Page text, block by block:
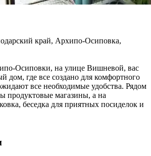
край, Архипо-Осиповка,
Осиповки, на улице Вишневой, вас
дом, где все создано для комфортного
все необходимые удобства. Рядом
продуктовые магазины, а на
беседка для приятных посиделок и